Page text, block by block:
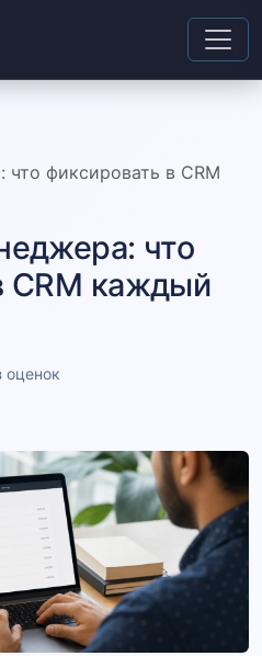
что фиксировать в CRM
что
CRM каждый
оценок